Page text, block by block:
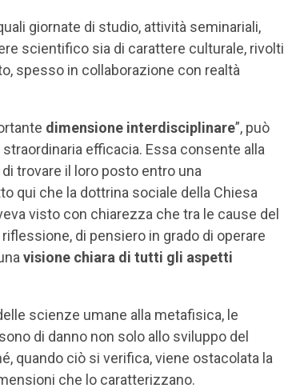
giornate di studio, attività seminariali,
scientifico sia di carattere culturale, rivolti
spesso in collaborazione con realtà
dimensione interdisciplinare”, può
efficacia. Essa consente alla
trovare il loro posto entro una
qui che la dottrina sociale della Chiesa
visto con chiarezza che tra le cause del
di pensiero in grado di operare
visione chiara di tutti gli aspetti
scienze umane alla metafisica, le
di danno non solo allo sviluppo del
quando ciò si verifica, viene ostacolata la
che lo caratterizzano.